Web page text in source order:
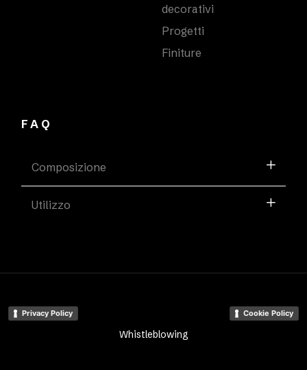
decorativi
Progetti
Finiture
FAQ
Composizione
Utilizzo
Privacy Policy Cookie Policy
Whistleblowing